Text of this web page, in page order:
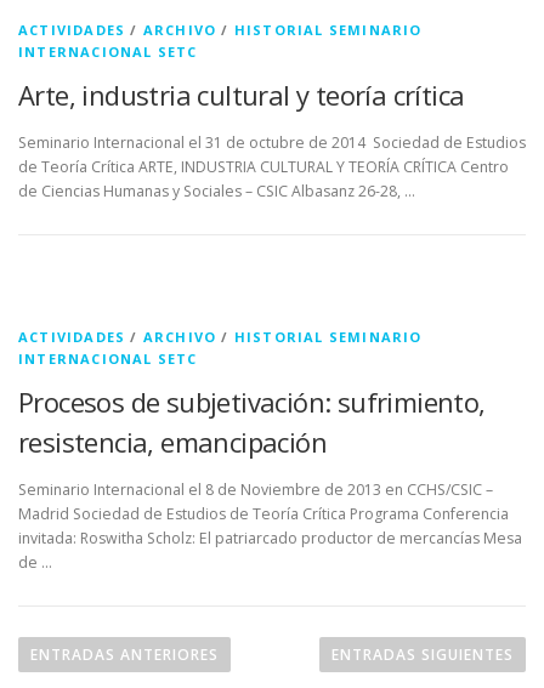
ACTIVIDADES / ARCHIVO / HISTORIAL SEMINARIO
INTERNACIONAL SETC
Arte, industria cultural y teoría crítica
Seminario Internacional el 31 de octubre de 2014 Sociedad de Estudios
de Teoría Crítica ARTE, INDUSTRIA CULTURAL Y TEORÍA CRÍTICA Centro
de Ciencias Humanas y Sociales – CSIC Albasanz 26-28, …
ACTIVIDADES / ARCHIVO / HISTORIAL SEMINARIO
INTERNACIONAL SETC
Procesos de subjetivación: sufrimiento,
resistencia, emancipación
Seminario Internacional el 8 de Noviembre de 2013 en CCHS/CSIC –
Madrid Sociedad de Estudios de Teoría Crítica Programa Conferencia
invitada: Roswitha Scholz: El patriarcado productor de mercancías Mesa
de …
aENTRADAS ANTERIORES ENTRADAS SIGUIENTES